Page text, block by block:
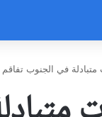
في الجنوب تفاقم